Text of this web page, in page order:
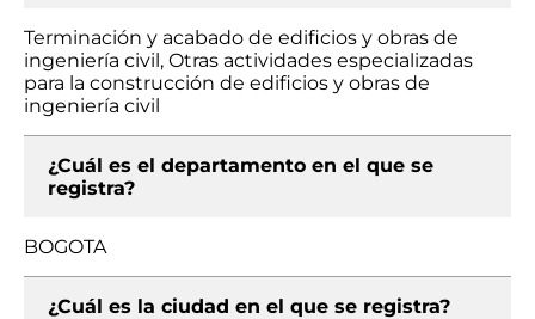
Terminación y acabado de edificios y obras de
ingeniería civil, Otras actividades especializadas
para la construcción de edificios y obras de
ingeniería civil
¿Cuál es el departamento en el que se
registra?
BOGOTA
¿Cuál es la ciudad en el que se registra?